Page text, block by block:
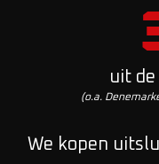
uit de
(o.a.
We kopen